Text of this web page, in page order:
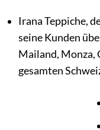
Irana Teppiche,
seine Kunden
Mailand, Monza,
gesamten